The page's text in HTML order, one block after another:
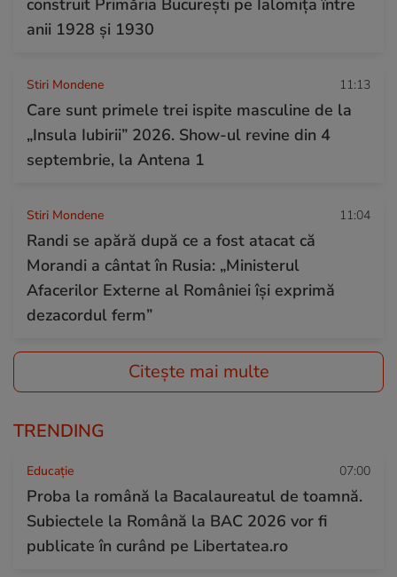
construit Primăria București pe Ialomița între
anii 1928 și 1930
Stiri Mondene 11:13
Care sunt primele trei ispite masculine de la
„Insula Iubirii” 2026. Show-ul revine din 4
septembrie, la Antena 1
Stiri Mondene 11:04
Randi se apără după ce a fost atacat că
Morandi a cântat în Rusia: „Ministerul
Afacerilor Externe al României își exprimă
dezacordul ferm”
Citește mai multe
TRENDING
Educație 07:00
Proba la română la Bacalaureatul de toamnă.
Subiectele la Română la BAC 2026 vor fi
publicate în curând pe Libertatea.ro